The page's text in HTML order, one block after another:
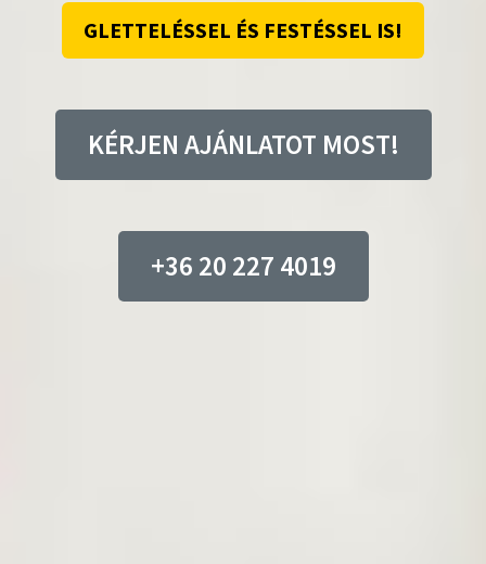
GLETTELÉSSEL ÉS FESTÉSSEL IS!
KÉRJEN AJÁNLATOT MOST!
+36 20 227 4019